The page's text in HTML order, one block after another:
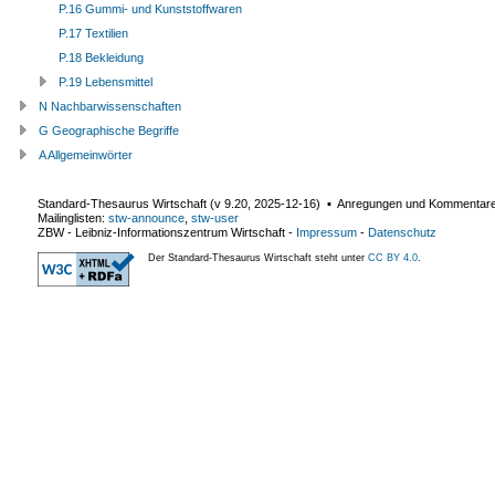
P.16 Gummi- und Kunststoffwaren
P.17 Textilien
P.18 Bekleidung
P.19 Lebensmittel
N Nachbarwissenschaften
G Geographische Begriffe
A Allgemeinwörter
Standard-Thesaurus Wirtschaft (v 9.20 2025-12-16) ▪ Anregungen und
Mailinglisten: stw-announce stw-user
ZBW - Leibniz-Informationszentrum Wirtschaft - Impressum - Datenschutz
Der Standard-Thesaurus Wirtschaft steht unter CC BY 4.0